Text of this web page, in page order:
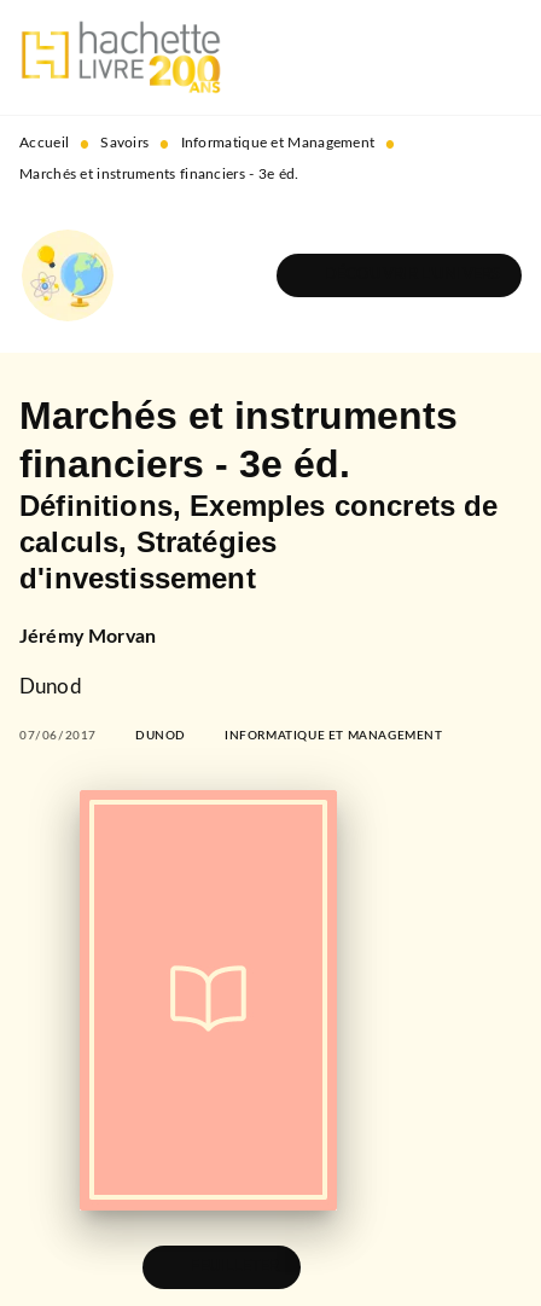
MENU RECHERCHE
PIED DE PAGE
Accueil • Savoirs • Informatique et Management •
Marchés et instruments financiers - 3e éd.
Marchés et instruments
financiers - 3e éd.
Définitions, Exemples concrets de
calculs, Stratégies
d'investissement
Jérémy Morvan
Dunod
07/06/2017 DUNOD INFORMATIQUE ET MANAGEMENT